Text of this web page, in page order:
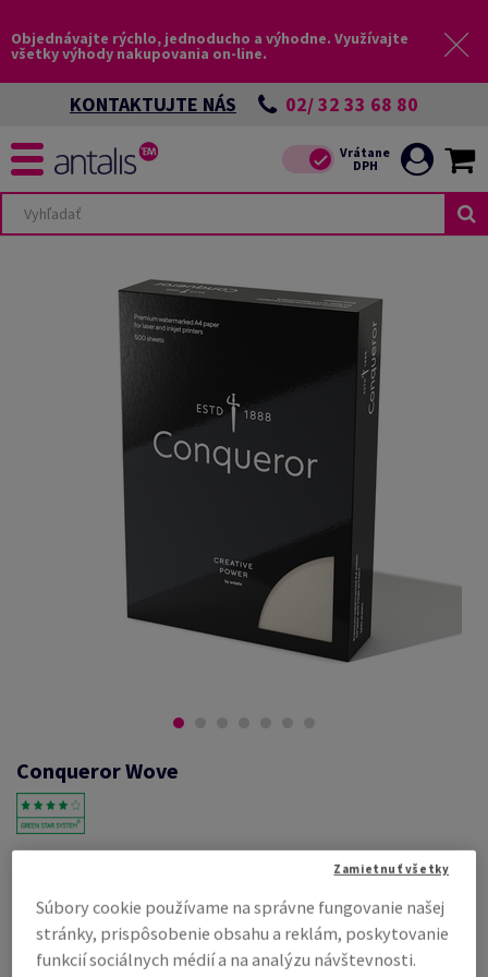
Objednávajte rýchlo, jednoducho a výhodne. Využívajte
všetky výhody nakupovania on-line.
KONTAKTUJTE NÁS 02/ 32 33 68 80
Conqueror Wove
woodfree ECF with 15% cotton, 130µm, 210mm x 297mm, A4, ÚD, v
balíku 500 hárkov, FSC Mix Credit
Kompletný popis
E-mail kolegovi
Súbory cookie používame na správne fungovanie našej
stránky, prispôsobenie obsahu a reklám, poskytovanie
funkcií sociálnych médií a na analýzu návštevnosti.
Zamietnuť všetky